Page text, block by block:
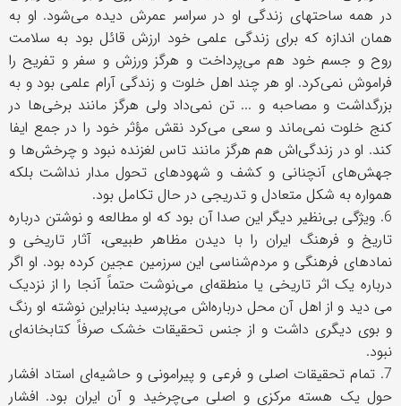
در همه ساحتهای زندگی او در سراسر عمرش دیده می‌شود. او به
همان اندازه که برای زندگی علمی خود ارزش قائل بود به سلامت
روح و جسم خود هم می‌پرداخت و هرگز ورزش و سفر و تفریح را
فراموش نمی‌کرد. او هر چند اهل خلوت و زندگی آرام علمی بود و به
بزرگداشت و مصاحبه و ... تن نمی‌داد ولی هرگز مانند برخی‌ها در
کنج خلوت نمی‌ماند و سعی می‌کرد نقش مؤثر خود را در جمع ایفا
کند. او در زندگی‌اش هم هرگز مانند تاس لغزنده نبود و چرخش‌ها و
جهش‌های آنچنانی و کشف و شهودهای تحول مدار نداشت بلکه
همواره به شکل متعادل و تدریجی در حال تکامل بود.
6. ویژگی بی‌نظیر دیگر این صدا آن بود که او مطالعه و نوشتن درباره
تاریخ و فرهنگ ایران را با دیدن مظاهر طبیعی، آثار تاریخی و
نمادهای فرهنگی و مردم‌شناسی این سرزمین عجین کرده بود. او اگر
درباره یک اثر تاریخی یا منطقه‌ای می‌نوشت حتماً آنجا را از نزدیک
می دید و از اهل آن محل درباره‌اش می‌پرسید بنابراین نوشته او رنگ
و بوی دیگری داشت و از جنس تحقیقات خشک صرفاً کتابخانه‌ای
نبود.
7. تمام تحقیقات اصلی و فرعی و پیرامونی و حاشیه‌ای استاد افشار
حول یک هسته مرکزی و اصلی می‌چرخید و آن ایران بود. افشار